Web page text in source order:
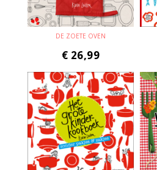
DE ZOETE OVEN
€ 26,99